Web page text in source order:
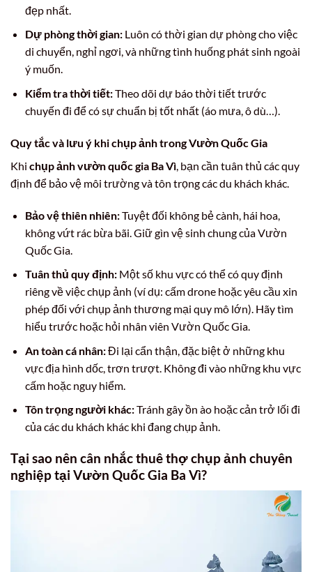
đẹp nhất.
Dự phòng thời gian:Luôn có thời gian dự phòng cho việc
di chuyển, nghỉ ngơi, và những tình huống phát sinh ngoài
ý muốn.
Kiểm tra thời tiết:Theo dõi dự báo thời tiết trước
chuyến đi để có sự chuẩn bị tốt nhất (áo mưa, ô dù…).
Quy tắc và lưu ý khi chụp ảnh trong Vườn Quốc Gia
Khi chụp ảnh vườn quốc gia Ba Vì, bạn cần tuân thủ các quy
định để bảo vệ môi trường và tôn trọng các du khách khác.
Bảo vệ thiên nhiên:Tuyệt đối không bẻ cành, hái hoa,
không vứt rác bừa bãi. Giữ gìn vệ sinh chung của Vườn
Quốc Gia.
Tuân thủ quy định:Một số khu vực có thể có quy định
riêng về việc chụp ảnh (ví dụ: cấm drone hoặc yêu cầu xin
phép đối với chụp ảnh thương mại quy mô lớn). Hãy tìm
hiểu trước hoặc hỏi nhân viên Vườn Quốc Gia.
An toàn cá nhân:Đi lại cẩn thận, đặc biệt ở những khu
vực địa hình dốc, trơn trượt. Không đi vào những khu vực
cấm hoặc nguy hiểm.
Tôn trọng người khác:Tránh gây ồn ào hoặc cản trở lối đi
của các du khách khác khi đang chụp ảnh.
Tại sao nên cân nhắc thuê thợ chụp ảnh chuyên
nghiệp tại Vườn Quốc Gia Ba Vì?